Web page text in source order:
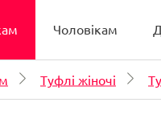
Чоловікам
Туфлі жіночі